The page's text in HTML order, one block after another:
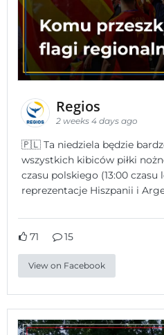
Regios
2 weeks 4 days ago
🇵🇱 Ta niedziela będzie
wszystkich kibiców piłki
czasu polskiego (13:00 czasu
reprezentacje Hiszpanii i
71 15
View on Facebook